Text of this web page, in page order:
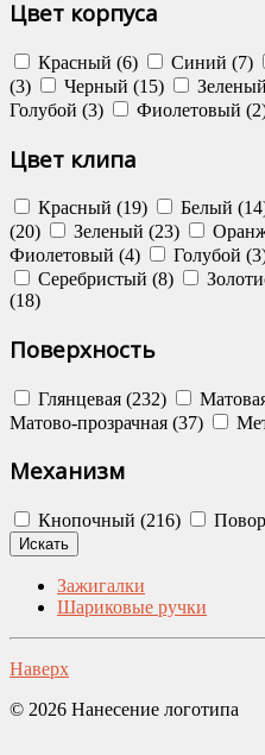
Цвет корпуса
Красный (6) Синий (7)
(3)
Черный (15)
Голубой (3)
Фиолетовый
Цвет клипа
Красный (19) Белый
(20)
Зеленый (23)
Фиолетовый (4)
Голубой
Серебристый (8)
(18)
Поверхность
Глянцевая (232)
Матово-прозрачная (37)
Механизм
Кнопочный (216)
Зажигалки
Шариковые ручки
Наверх
© 2026 Нанесение логотипа